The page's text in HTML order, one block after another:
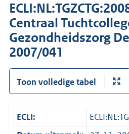
Centraal
Gezondheidszorg
2007/041
Toon volledige tabel
ECLI: